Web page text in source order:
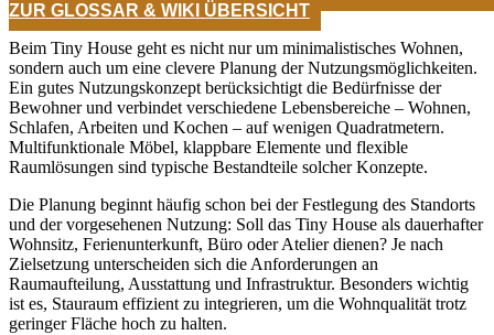
ZUR GLOSSAR & WIKI ÜBERSICHT
Beim Tiny House geht es nicht nur um minimalistisches Wohnen,
sondern auch um eine clevere Planung der Nutzungsmöglichkeiten.
Ein gutes Nutzungskonzept berücksichtigt die Bedürfnisse der
Bewohner und verbindet verschiedene Lebensbereiche – Wohnen,
Schlafen, Arbeiten und Kochen – auf wenigen Quadratmetern.
Multifunktionale Möbel, klappbare Elemente und flexible
Raumlösungen sind typische Bestandteile solcher Konzepte.
Die Planung beginnt häufig schon bei der Festlegung des Standorts
und der vorgesehenen Nutzung: Soll das Tiny House als dauerhafter
Wohnsitz, Ferienunterkunft, Büro oder Atelier dienen? Je nach
Zielsetzung unterscheiden sich die Anforderungen an
Raumaufteilung, Ausstattung und Infrastruktur. Besonders wichtig
ist es, Stauraum effizient zu integrieren, um die Wohnqualität trotz
geringer Fläche hoch zu halten.